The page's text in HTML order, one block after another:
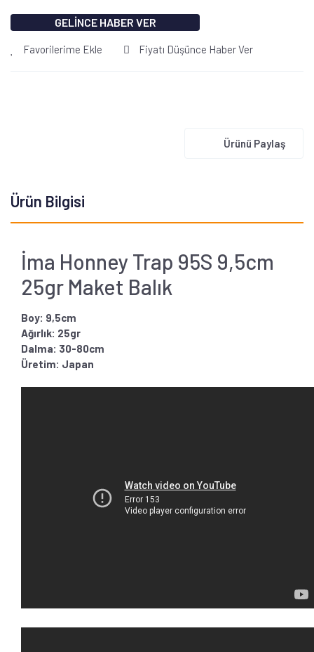
GELİNCE HABER VER
Favorilerime Ekle Fiyatı Düşünce Haber Ver
Ürünü Paylaş
Ürün Bilgisi
İma Honney Trap 95S 9,5cm
25gr Maket Balık
Boy: 9,5cm
Ağırlık: 25gr
Dalma: 30-80cm
Üretim: Japan